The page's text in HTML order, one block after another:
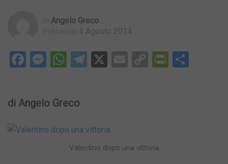
Angelo Greco
4 Agosto 2014
Facebook
Messenger
WhatsApp
Telegram
X EmailCopy
di Angelo Greco
Valentino dopo una vittoria